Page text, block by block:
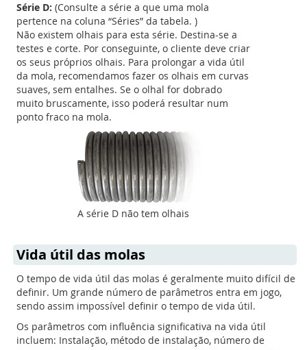
Série D: (Consulte a série a que uma mola
pertence na coluna “Séries” da tabela. )
Não existem olhais para esta série. Destina-se a
testes e corte. Por conseguinte, o cliente deve criar
os seus próprios olhais. Para prolongar a vida útil
da mola, recomendamos fazer os olhais em curvas
suaves, sem entalhes. Se o olhal for dobrado
muito bruscamente, isso poderá resultar num
ponto fraco na mola.
A série D não tem olhais
Vida útil das molas
O tempo de vida útil das molas é geralmente muito difícil de
definir. Um grande número de parâmetros entra em jogo,
sendo assim impossível definir o tempo de vida útil.
Os parâmetros com influência significativa na vida útil
incluem: Instalação, método de instalação, número de